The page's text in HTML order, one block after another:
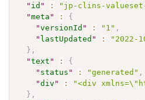
" id " :
"jp-clins-
"meta " :
{
"versionId " : "1" ,
" lastUpdated " :
"2022-
} ,
"text " :
{
" status " : "generated" ,
"div " :
"<div
} ,